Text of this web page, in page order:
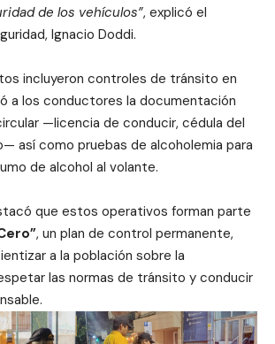
de los vehículos”, explicó el
Ignacio Doddi.
incluyeron controles de tránsito en
a los conductores la documentación
—licencia de conducir, cédula del
así como pruebas de alcoholemia para
de alcohol al volante.
que estos operativos forman parte
, un plan de control permanente,
a la población sobre la
las normas de tránsito y conducir